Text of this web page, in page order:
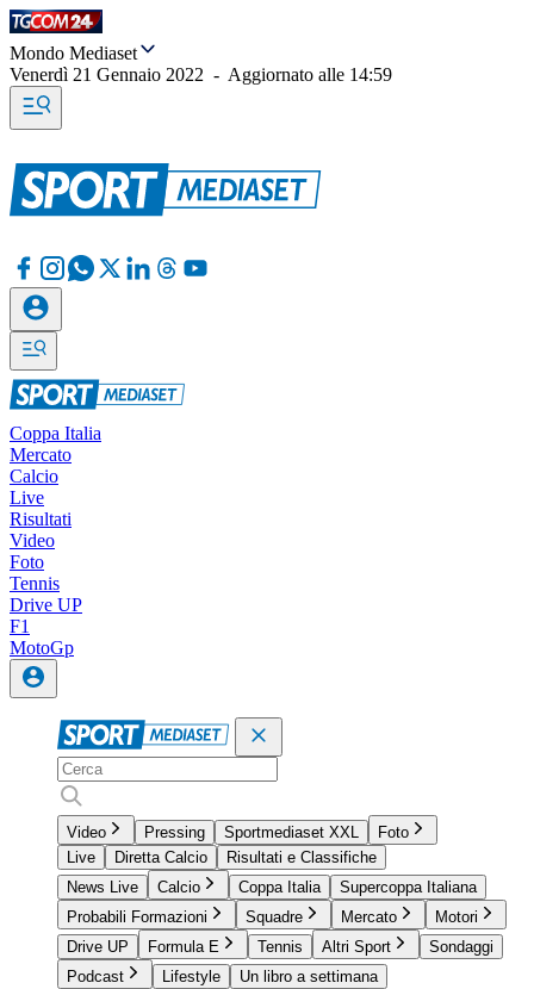
Mondo Mediaset
Venerdì 21 Gennaio 2022 - Aggiornato alle 14:59
Coppa Italia
Mercato
Calcio
Live
Risultati
Video
Foto
Tennis
Drive UP
F1
MotoGp
Video Pressing Sportmediaset XXL
Foto
Live
Diretta Calcio
Risultati e Classifiche
News Live
Calcio Coppa Italia
Supercoppa Italiana
Probabili Formazioni
Squadre Mercato
Motori
Drive UP
Formula E Tennis Altri Sport
Sondaggi
Podcast
Lifestyle
Un libro a settimana